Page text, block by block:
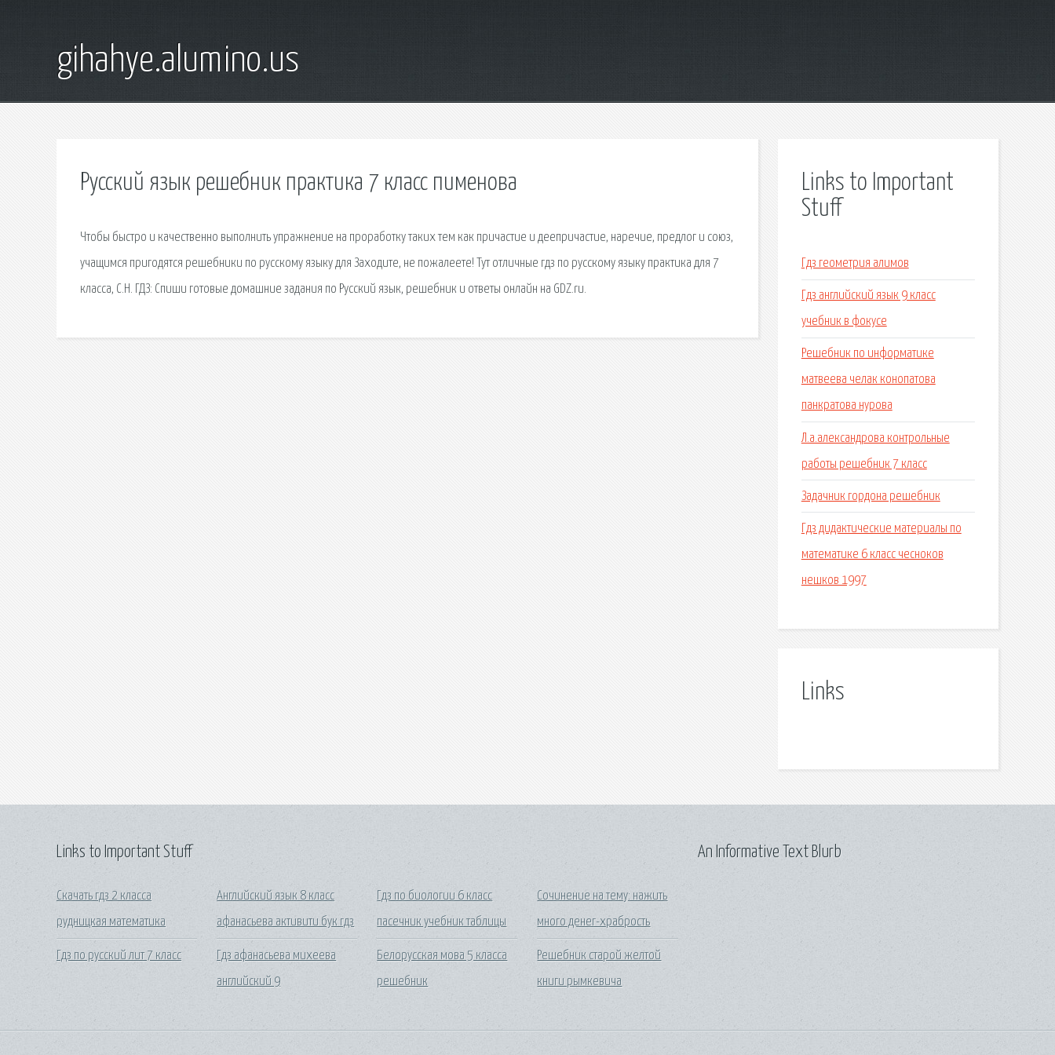
gihahye.alumino.us
Русский язык решебник практика 7 класс пименова
Чтобы быстро и качественно выполнить упражнение на проработку таких тем как причастие и деепричастие, наречие, предлог и союз,
учащимся пригодятся решебники по русскому языку для Заходите, не пожалеете! Тут отличные гдз по русскому языку практика для 7
класса, С.Н. ГДЗ: Спиши готовые домашние задания по Русский язык, решебник и ответы онлайн на GDZ.ru.
Links to Important
Stuff
Гдз геометрия алимов
Гдз английский язык 9 класс
учебник в фокусе
Решебник по информатике
матвеева челак конопатова
панкратова нурова
Л.а.александрова контрольные
работы решебник 7 класс
Задачник гордона решебник
Гдз дидактические материалы по
математике 6 класс чесноков
нешков 1997
Links
Links to Important Stuff
Скачать гдз 2 класса
рудницкая математика
Гдз по русский лит 7 класс
Английский язык 8 класс
афанасьева активити бук гдз
Гдз афанасьева михеева
английский 9
Гдз по биологии 6 класс
пасечник учебник таблицы
Белорусская мова 5 класса
решебник
Сочинение на тему: нажить
много денег-храбрость
Решебник старой желтой
книги рымкевича
An Informative Text Blurb